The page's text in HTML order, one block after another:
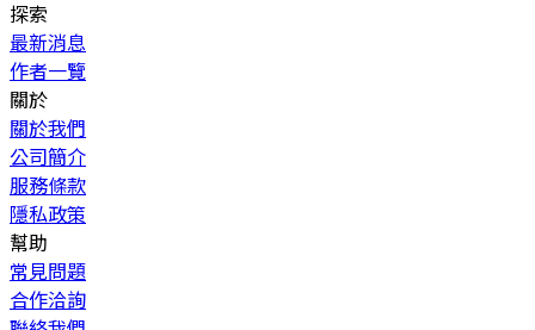
探索
最新消息
作者一覽
關於
關於我們
公司簡介
服務條款
隱私政策
幫助
常見問題
合作洽詢